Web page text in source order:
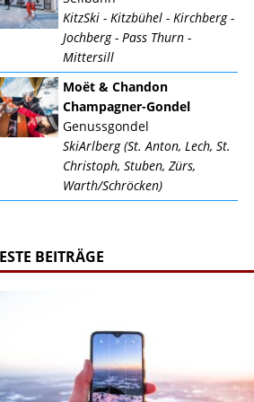
KitzSki - Kitzbühel - Kirchberg -
Jochberg - Pass Thurn -
Mittersill
Moët & Chandon
Champagner-Gondel
Genussgondel
SkiArlberg (St. Anton, Lech, St.
Christoph, Stuben, Zürs,
Warth/Schröcken)
BEITRÄGE